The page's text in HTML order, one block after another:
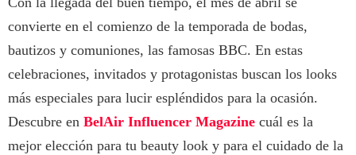
convierte en el comienzo de la temporada de bodas,
bautizos y comuniones, las famosas BBC. En estas
celebraciones, invitados y protagonistas buscan los looks
más especiales para lucir espléndidos para la ocasión.
Descubre en BelAir Influencer Magazine cuál es la
mejor elección para tu beauty look y para el cuidado de la